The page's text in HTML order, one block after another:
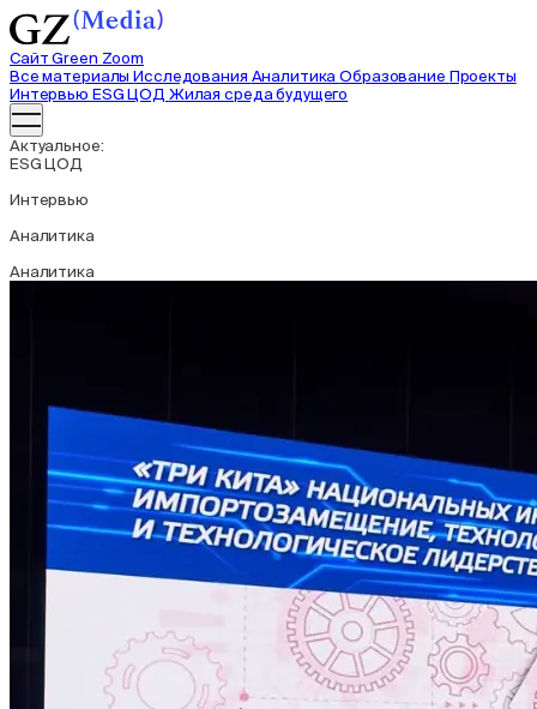
Сайт Green Zoom
Все материалыИсследования АналитикаОбразование Проекты
Интервью ESG ЦОД Жилая среда будущего
Актуальное:
ESG ЦОД
Интервью
Аналитика
Аналитика